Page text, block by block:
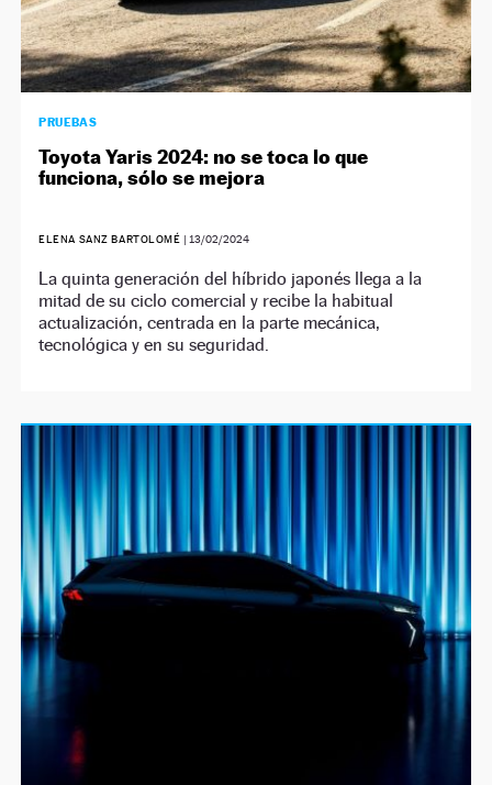
PRUEBAS
Toyota Yaris 2024: no se toca lo que
funciona, sólo se mejora
ELENA SANZ BARTOLOMÉ | 13/02/2024
La quinta generación del híbrido japonés llega a la
mitad de su ciclo comercial y recibe la habitual
actualización, centrada en la parte mecánica,
tecnológica y en su seguridad.